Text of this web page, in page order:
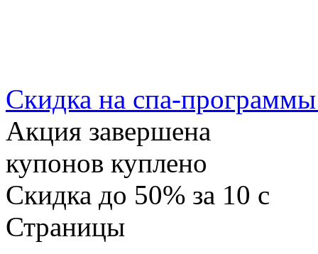
Скидка на спа-
Акция завершена
купонов куплено
Скидка до 50% за 10 c
Страницы